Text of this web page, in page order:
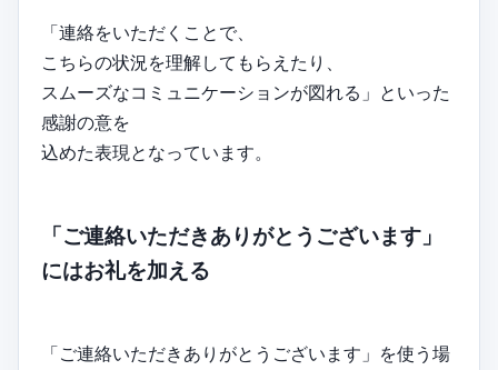
「連絡をいただくことで、
こちらの状況を理解してもらえたり、
スムーズなコミュニケーションが図れる」といった
感謝の意を
込めた表現となっています。
「ご連絡いただきありがとうございます」
にはお礼を加える
「ご連絡いただきありがとうございます」を使う場